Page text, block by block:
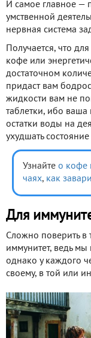
И самое главное —
умственной
нервная система
Получается, что
кофе или
достаточном
придаст вам
жидкости вам не
таблетки, ибо ваша
остатки воды на
ухудшать
Узнайте о кофе
чаях, как
Для
Сложно поверить в
иммунитет, ведь мы
однако у каждого
своему, в той или